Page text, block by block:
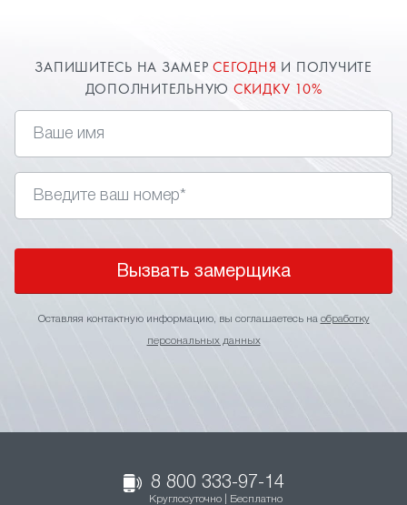
ЗАПИШИТЕСЬ НА ЗАМЕРСЕГОДНЯ И ПОЛУЧИТЕ
ДОПОЛНИТЕЛЬНУЮ СКИДКУ 10%
Вызвать замерщика
Оставляя контактную информацию, вы соглашаетесь на обработку
персональных данных
8 800 333-97-14
Круглосуточно | Бесплатно